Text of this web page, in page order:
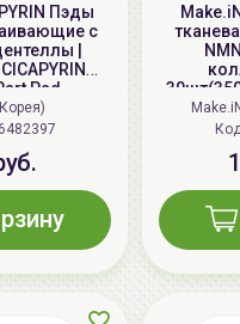
Пэды
с
|
Pad
NMN